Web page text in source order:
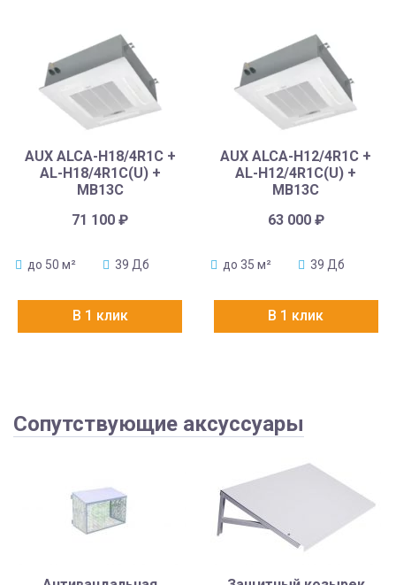
AUX ALCA-H18/4R1C +
AL-H18/4R1C(U) +
MB13C
71 100₽
до 50 м² 39 Дб
В 1 клик
AUX ALCA-H12/4R1C +
AL-H12/4R1C(U) +
MB13C
63 000 ₽
до 35 м² 39 Дб
В 1 клик
Сопутствующие аксуссуары